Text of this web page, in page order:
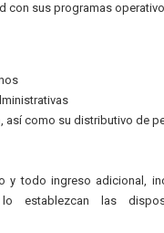
con sus programas
así como su distributivo de
y todo ingreso adicional,
establezcan las